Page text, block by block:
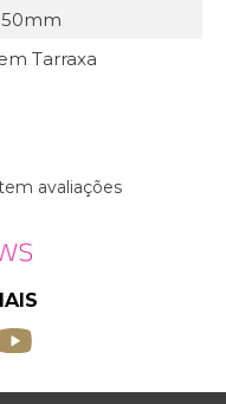
Tarraxa
avaliações